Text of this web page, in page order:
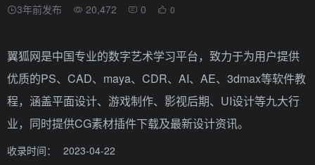
3年前发布 20,472 0 0
翼狐网是中国专业的数字艺术学习平台，致力于为用户提供
优质的PS、CAD、maya、CDR、AI、AE、3dmax等软件教
程，涵盖平面设计、游戏制作、影视后期、UI设计等九大行
业，同时提供CG素材插件下载及最新设计资讯。
收录时间：
2023-04-22